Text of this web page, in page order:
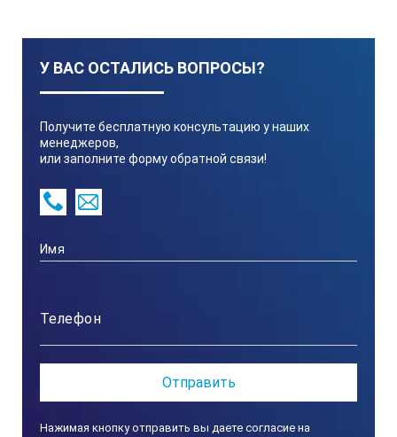
У ВАС ОСТАЛИСЬ ВОПРОСЫ?
Получите бесплатную консультацию у наших
менеджеров,
или заполните форму обратной связи!
Нажимая кнопку отправить вы даете согласие на